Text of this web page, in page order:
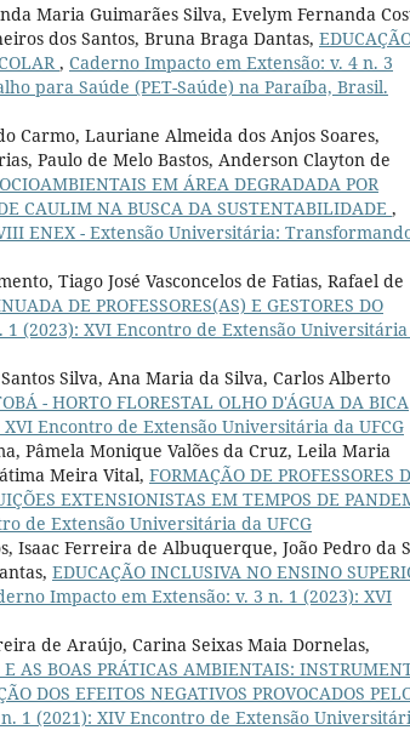
Maria Guimarães Silva, Evelym Fernanda
dos Santos, Bruna Braga Dantas,
, Caderno Impacto em Extensão: v. 4 n. 3
para Saúde (PET-Saúde) na Paraíba, Brasil.
Carmo, Lauriane Almeida dos Anjos Soares,
Paulo de Melo Bastos, Anderson Clayton de
EM ÁREA DEGRADADA POR
CAULIM NA BUSCA DA SUSTENTABILIDADE ,
ENEX - Extensão Universitária:
Tiago José Vasconcelos de Fatias, Rafael de
DE PROFESSORES(AS) E GESTORES DO
(2023): XVI Encontro de Extensão
Silva, Ana Maria da Silva, Carlos Alberto
- HORTO FLORESTAL OLHO D'ÁGUA DA BICA
Encontro de Extensão Universitária da UFCG
Pâmela Monique Valões da Cruz, Leila Maria
Meira Vital, FORMAÇÃO DE PROFESSORES
EXTENSIONISTAS EM TEMPOS DE
de Extensão Universitária da UFCG
Isaac Ferreira de Albuquerque, João Pedro da
EDUCAÇÃO INCLUSIVA NO ENSINO
Impacto em Extensão: v. 3 n. 1 (2023): XVI
de Araújo, Carina Seixas Maia Dornelas,
AS BOAS PRÁTICAS AMBIENTAIS:
DOS EFEITOS NEGATIVOS PROVOCADOS
1 (2021): XIV Encontro de Extensão